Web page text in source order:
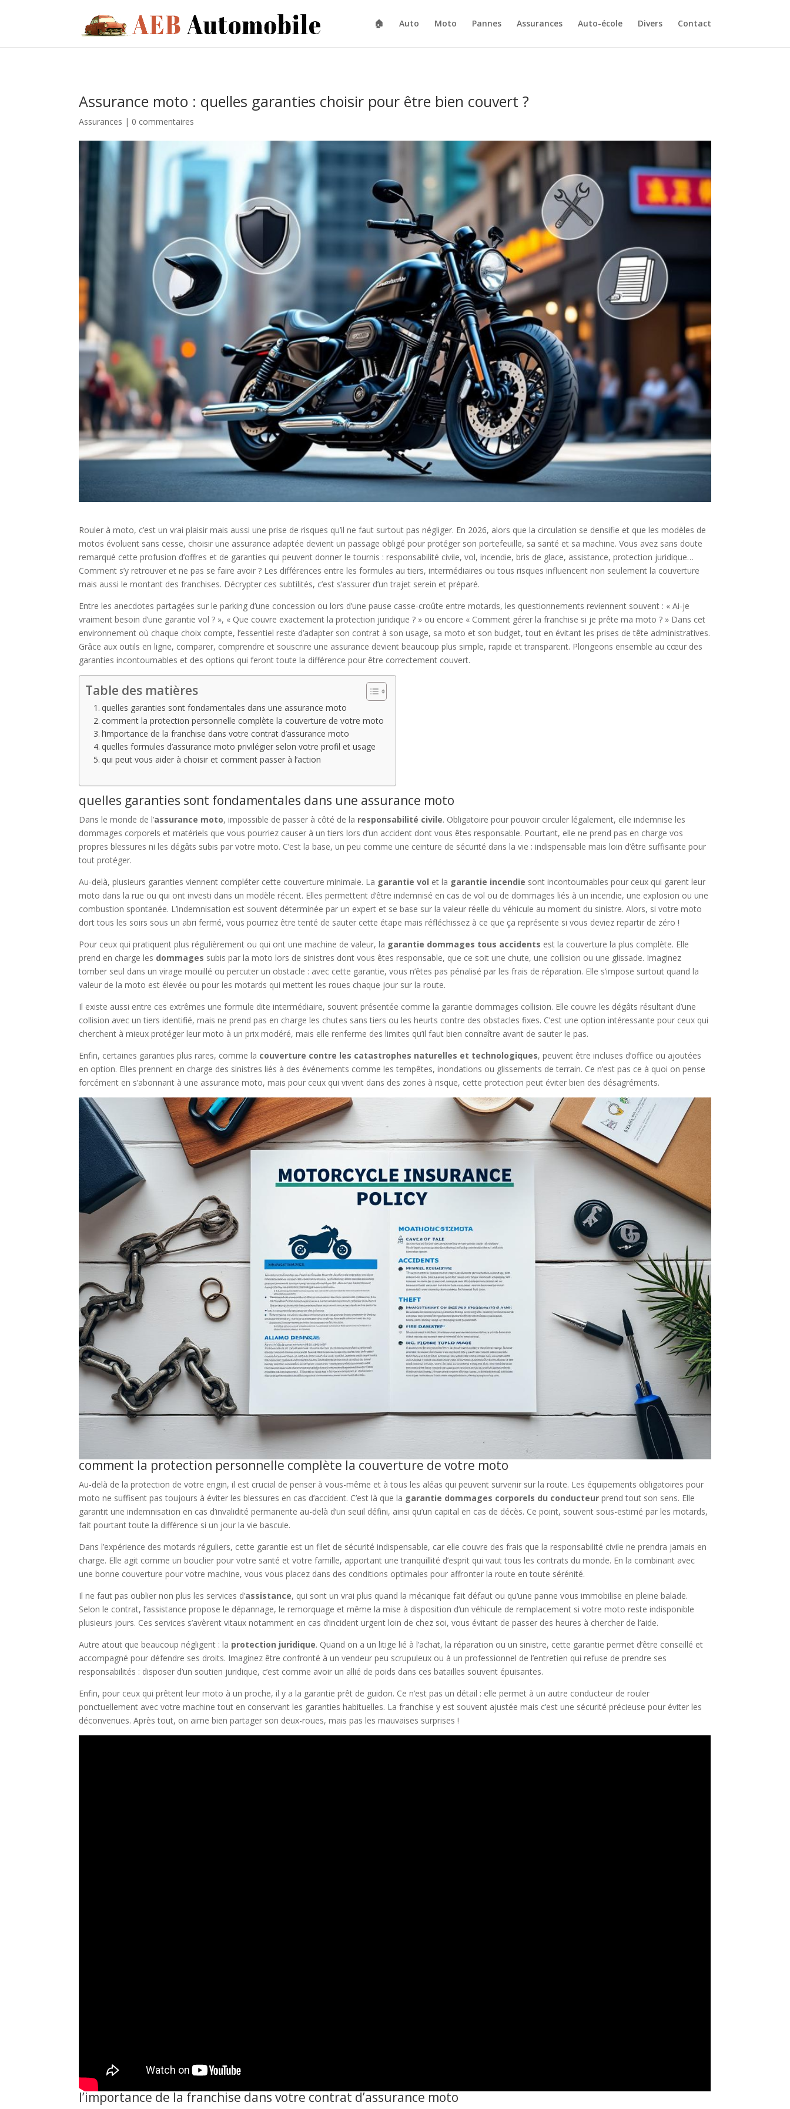
🏠 Auto Moto Pannes Assurances Auto-école Divers Contact
Assurance moto : quelles garanties choisir pour être bien couvert ?
Assurances | 0 commentaires
Rouler à moto, c’est un vrai plaisir mais aussi une prise de risques qu’il ne faut surtout pas négliger. En 2026, alors que la circulation se densifie et que les modèles de
motos évoluent sans cesse, choisir une assurance adaptée devient un passage obligé pour protéger son portefeuille, sa santé et sa machine. Vous avez sans doute
remarqué cette profusion d’offres et de garanties qui peuvent donner le tournis : responsabilité civile, vol, incendie, bris de glace, assistance, protection juridique…
Comment s’y retrouver et ne pas se faire avoir ? Les différences entre les formules au tiers, intermédiaires ou tous risques influencent non seulement la couverture
mais aussi le montant des franchises. Décrypter ces subtilités, c’est s’assurer d’un trajet serein et préparé.
Entre les anecdotes partagées sur le parking d’une concession ou lors d’une pause casse-croûte entre motards, les questionnements reviennent souvent : « Ai-je
vraiment besoin d’une garantie vol ? », « Que couvre exactement la protection juridique ? » ou encore « Comment gérer la franchise si je prête ma moto ? » Dans cet
environnement où chaque choix compte, l’essentiel reste d’adapter son contrat à son usage, sa moto et son budget, tout en évitant les prises de tête administratives.
Grâce aux outils en ligne, comparer, comprendre et souscrire une assurance devient beaucoup plus simple, rapide et transparent. Plongeons ensemble au cœur des
garanties incontournables et des options qui feront toute la différence pour être correctement couvert.
Table des matières
quelles garanties sont fondamentales dans une assurance moto
comment la protection personnelle complète la couverture de votre moto
l’importance de la franchise dans votre contrat d’assurance moto
quelles formules d’assurance moto privilégier selon votre profil et usage
qui peut vous aider à choisir et comment passer à l’action
quelles garanties sont fondamentales dans une assurance moto
Dans le monde de l’assurance moto, impossible de passer à côté de la responsabilité civile. Obligatoire pour pouvoir circuler légalement, elle indemnise les
dommages corporels et matériels que vous pourriez causer à un tiers lors d’un accident dont vous êtes responsable. Pourtant, elle ne prend pas en charge vos
propres blessures ni les dégâts subis par votre moto. C’est la base, un peu comme une ceinture de sécurité dans la vie : indispensable mais loin d’être suffisante pour
tout protéger.
Au-delà, plusieurs garanties viennent compléter cette couverture minimale. La garantie vol et la garantie incendie sont incontournables pour ceux qui garent leur
moto dans la rue ou qui ont investi dans un modèle récent. Elles permettent d’être indemnisé en cas de vol ou de dommages liés à un incendie, une explosion ou une
combustion spontanée. L’indemnisation est souvent déterminée par un expert et se base sur la valeur réelle du véhicule au moment du sinistre. Alors, si votre moto
dort tous les soirs sous un abri fermé, vous pourriez être tenté de sauter cette étape mais réfléchissez à ce que ça représente si vous deviez repartir de zéro !
Pour ceux qui pratiquent plus régulièrement ou qui ont une machine de valeur, la garantie dommages tous accidents est la couverture la plus complète. Elle
prend en charge les dommages subis par la moto lors de sinistres dont vous êtes responsable, que ce soit une chute, une collision ou une glissade. Imaginez
tomber seul dans un virage mouillé ou percuter un obstacle : avec cette garantie, vous n’êtes pas pénalisé par les frais de réparation. Elle s’impose surtout quand la
valeur de la moto est élevée ou pour les motards qui mettent les roues chaque jour sur la route.
Il existe aussi entre ces extrêmes une formule dite intermédiaire, souvent présentée comme la garantie dommages collision. Elle couvre les dégâts résultant d’une
collision avec un tiers identifié, mais ne prend pas en charge les chutes sans tiers ou les heurts contre des obstacles fixes. C’est une option intéressante pour ceux qui
cherchent à mieux protéger leur moto à un prix modéré, mais elle renferme des limites qu’il faut bien connaître avant de sauter le pas.
Enfin, certaines garanties plus rares, comme la couverture contre les catastrophes naturelles et technologiques, peuvent être incluses d’office ou ajoutées
en option. Elles prennent en charge des sinistres liés à des événements comme les tempêtes, inondations ou glissements de terrain. Ce n’est pas ce à quoi on pense
forcément en s’abonnant à une assurance moto, mais pour ceux qui vivent dans des zones à risque, cette protection peut éviter bien des désagréments.
comment la protection personnelle complète la couverture de votre moto
Au-delà de la protection de votre engin, il est crucial de penser à vous-même et à tous les aléas qui peuvent survenir sur la route. Les équipements obligatoires pour
moto ne suffisent pas toujours à éviter les blessures en cas d’accident. C’est là que la garantie dommages corporels du conducteur prend tout son sens. Elle
garantit une indemnisation en cas d’invalidité permanente au-delà d’un seuil défini, ainsi qu’un capital en cas de décès. Ce point, souvent sous-estimé par les motards,
fait pourtant toute la différence si un jour la vie bascule.
Dans l’expérience des motards réguliers, cette garantie est un filet de sécurité indispensable, car elle couvre des frais que la responsabilité civile ne prendra jamais en
charge. Elle agit comme un bouclier pour votre santé et votre famille, apportant une tranquillité d’esprit qui vaut tous les contrats du monde. En la combinant avec
une bonne couverture pour votre machine, vous vous placez dans des conditions optimales pour affronter la route en toute sérénité.
Il ne faut pas oublier non plus les services d’assistance, qui sont un vrai plus quand la mécanique fait défaut ou qu’une panne vous immobilise en pleine balade.
Selon le contrat, l’assistance propose le dépannage, le remorquage et même la mise à disposition d’un véhicule de remplacement si votre moto reste indisponible
plusieurs jours. Ces services s’avèrent vitaux notamment en cas d’incident urgent loin de chez soi, vous évitant de passer des heures à chercher de l’aide.
Autre atout que beaucoup négligent : la protection juridique. Quand on a un litige lié à l’achat, la réparation ou un sinistre, cette garantie permet d’être conseillé et
accompagné pour défendre ses droits. Imaginez être confronté à un vendeur peu scrupuleux ou à un professionnel de l’entretien qui refuse de prendre ses
responsabilités : disposer d’un soutien juridique, c’est comme avoir un allié de poids dans ces batailles souvent épuisantes.
Enfin, pour ceux qui prêtent leur moto à un proche, il y a la garantie prêt de guidon. Ce n’est pas un détail : elle permet à un autre conducteur de rouler
ponctuellement avec votre machine tout en conservant les garanties habituelles. La franchise y est souvent ajustée mais c’est une sécurité précieuse pour éviter les
déconvenues. Après tout, on aime bien partager son deux-roues, mais pas les mauvaises surprises !
l’importance de la franchise dans votre contrat d’assurance moto